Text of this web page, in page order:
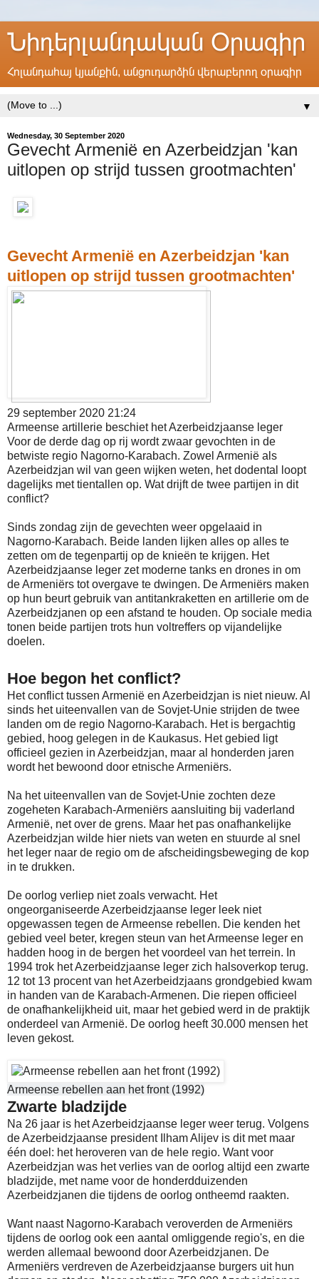
Նիդերլանդական Օրագիր
Հոլանդահայ կյանքին, անցուդարձին վերաբերող օրագիր
▼
Wednesday, 30 September 2020
Gevecht Armenië en Azerbeidzjan 'kan
uitlopen op strijd tussen grootmachten'
Gevecht Armenië en Azerbeidzjan 'kan
uitlopen op strijd tussen grootmachten'
29 september 2020 21:24
Armeense artillerie beschiet het Azerbeidzjaanse leger
Voor de derde dag op rij wordt zwaar gevochten in de
betwiste regio Nagorno-Karabach. Zowel Armenië als
Azerbeidzjan wil van geen wijken weten, het dodental loopt
dagelijks met tientallen op. Wat drijft de twee partijen in dit
conflict?
Sinds zondag zijn de gevechten weer opgelaaid in
Nagorno-Karabach. Beide landen lijken alles op alles te
zetten om de tegenpartij op de knieën te krijgen. Het
Azerbeidzjaanse leger zet moderne tanks en drones in om
de Armeniërs tot overgave te dwingen. De Armeniërs maken
op hun beurt gebruik van antitankraketten en artillerie om de
Azerbeidzjanen op een afstand te houden. Op sociale media
tonen beide partijen trots hun voltreffers op vijandelijke
doelen.
Hoe begon het conflict?
Het conflict tussen Armenië en Azerbeidzjan is niet nieuw. Al
sinds het uiteenvallen van de Sovjet-Unie strijden de twee
landen om de regio Nagorno-Karabach. Het is bergachtig
gebied, hoog gelegen in de Kaukasus. Het gebied ligt
officieel gezien in Azerbeidzjan, maar al honderden jaren
wordt het bewoond door etnische Armeniërs.
Na het uiteenvallen van de Sovjet-Unie zochten deze
zogeheten Karabach-Armeniërs aansluiting bij vaderland
Armenië, net over de grens. Maar het pas onafhankelijke
Azerbeidzjan wilde hier niets van weten en stuurde al snel
het leger naar de regio om de afscheidingsbeweging de kop
in te drukken.
De oorlog verliep niet zoals verwacht. Het
ongeorganiseerde Azerbeidzjaanse leger leek niet
opgewassen tegen de Armeense rebellen. Die kenden het
gebied veel beter, kregen steun van het Armeense leger en
hadden hoog in de bergen het voordeel van het terrein. In
1994 trok het Azerbeidzjaanse leger zich halsoverkop terug.
12 tot 13 procent van het Azerbeidzjaans grondgebied kwam
in handen van de Karabach-Armenen. Die riepen officieel
de onafhankelijkheid uit, maar het gebied werd in de praktijk
onderdeel van Armenië. De oorlog heeft 30.000 mensen het
leven gekost.
Armeense rebellen aan het front (1992)
Zwarte bladzijde
Na 26 jaar is het Azerbeidzjaanse leger weer terug. Volgens
de Azerbeidzjaanse president Ilham Alijev is dit met maar
één doel: het heroveren van de hele regio. Want voor
Azerbeidzjan was het verlies van de oorlog altijd een zwarte
bladzijde, met name voor de honderdduizenden
Azerbeidzjanen die tijdens de oorlog ontheemd raakten.
Want naast Nagorno-Karabach veroverden de Armeniërs
tijdens de oorlog ook een aantal omliggende regio's, en die
werden allemaal bewoond door Azerbeidzjanen. De
Armeniërs verdreven de Azerbeidzjaanse burgers uit hun